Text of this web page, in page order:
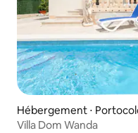
Hébergement ⋅
Villa Dom Wanda